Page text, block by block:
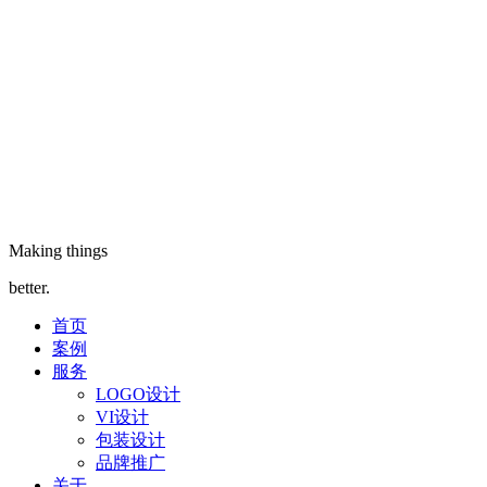
Making things
better.
首页
案例
服务
LOGO设计
VI设计
包装设计
品牌推广